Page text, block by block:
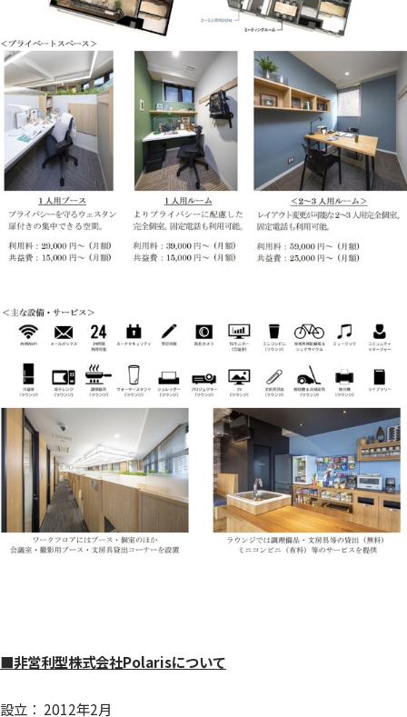
■非営利型株式会社Polarisについて
設立： 2012年2月